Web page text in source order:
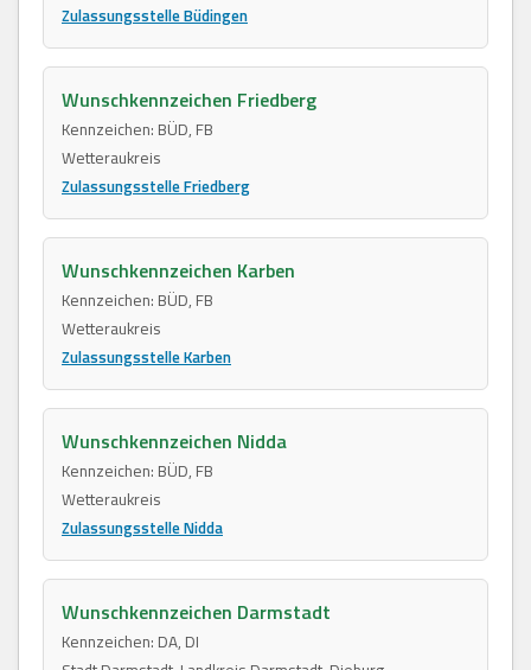
Zulassungsstelle Büdingen
Wunschkennzeichen Friedberg
Kennzeichen: BÜD, FB
Wetteraukreis
Zulassungsstelle Friedberg
Wunschkennzeichen Karben
Kennzeichen: BÜD, FB
Wetteraukreis
Zulassungsstelle Karben
Wunschkennzeichen Nidda
Kennzeichen: BÜD, FB
Wetteraukreis
Zulassungsstelle Nidda
Wunschkennzeichen Darmstadt
Kennzeichen: DA, DI